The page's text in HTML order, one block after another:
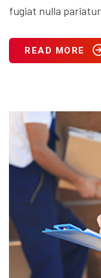
fugiat nulla
READ MORE